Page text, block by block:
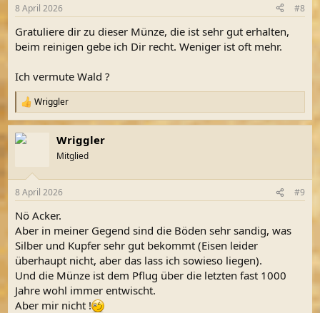
e
:
8 April 2026 #8
Gratuliere dir zu dieser Münze, die ist sehr gut erhalten,
beim reinigen gebe ich Dir recht. Weniger ist oft mehr.
Ich vermute Wald ?
R
e
a
k
e
:
Wriggler
Wriggler
Mitglied
8 April 2026 #9
Nö Acker.
Aber in meiner Gegend sind die Böden sehr sandig, was
Silber und Kupfer sehr gut bekommt (Eisen leider
überhaupt nicht, aber das lass ich sowieso liegen).
Und die Münze ist dem Pflug über die letzten fast 1000
Jahre wohl immer entwischt.
Aber mir nicht !